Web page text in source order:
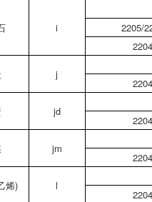
i
2205/
2204
j
2204
jd
2204
jm
2204
烯) l
2204